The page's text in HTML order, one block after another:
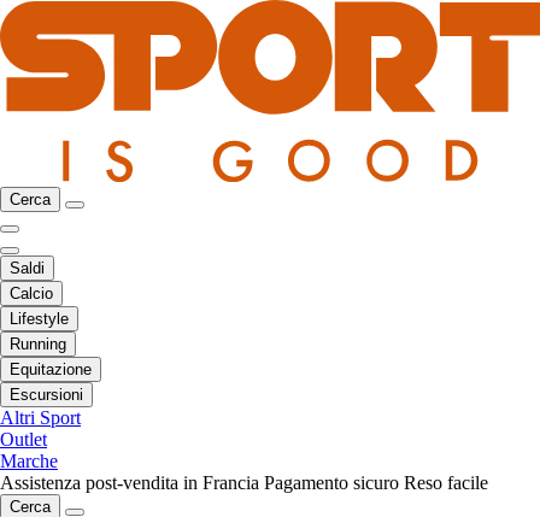
Cerca
Saldi
Calcio
Lifestyle
Running
Equitazione
Escursioni
Altri Sport
Outlet
Marche
Assistenza post-vendita in Francia Pagamento sicuro Reso facile
Cerca